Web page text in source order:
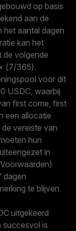
op basis
aan de
het aantal dagen
kan het
de volgende
(7/365).
voor dit
USDC, waarbij
first come, first
een allocatie
vereiste van
hun
in
dagen
te blijven
uitgekeerd
succesvol is